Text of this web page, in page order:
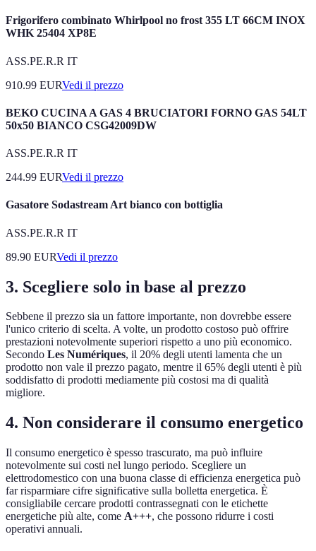
Frigorifero combinato Whirlpool no frost 355 LT 66CM INOX
WHK 25404 XP8E
ASS.PE.R.R IT
910.99 EURVedi il prezzo
BEKO CUCINA A GAS 4 BRUCIATORI FORNO GAS 54LT
50x50 BIANCO CSG42009DW
ASS.PE.R.R IT
244.99 EURVedi il prezzo
Gasatore Sodastream Art bianco con bottiglia
ASS.PE.R.R IT
89.90 EURVedi il prezzo
3. Scegliere solo in base al prezzo
Sebbene il prezzo sia un fattore importante, non dovrebbe essere
l'unico criterio di scelta. A volte, un prodotto costoso può offrire
prestazioni notevolmente superiori rispetto a uno più economico.
Secondo Les Numériques, il 20% degli utenti lamenta che un
prodotto non vale il prezzo pagato, mentre il 65% degli utenti è più
soddisfatto di prodotti mediamente più costosi ma di qualità
migliore.
4. Non considerare il consumo energetico
Il consumo energetico è spesso trascurato, ma può influire
notevolmente sui costi nel lungo periodo. Scegliere un
elettrodomestico con una buona classe di efficienza energetica può
far risparmiare cifre significative sulla bolletta energetica. È
consigliabile cercare prodotti contrassegnati con le etichette
energetiche più alte, come A+++, che possono ridurre i costi
operativi annuali.